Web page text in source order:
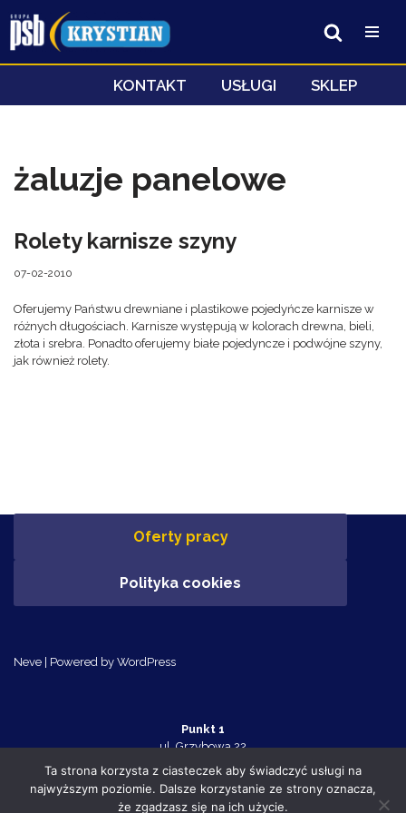
Przejdź
do
KONTAKT USŁUGI SKLEP
żaluzje panelowe
Rolety karnisze szyny
07-02-2010
Oferujemy Państwu drewniane i plastikowe pojedyńcze karnisze w
różnych długościach. Karnisze występują w kolorach drewna, bieli,
złota i srebra. Ponadto oferujemy białe pojedyncze i podwójne szyny,
jak również rolety.
Oferty pracy
Polityka cookies
Neve | Powered by WordPress
Punkt 1
ul. Grzybowa 22
Police 72-010
tel. 91 455 70 32
Ta strona korzysta z ciasteczek aby świadczyć usługi na
najwyższym poziomie. Dalsze korzystanie ze strony oznacza,
że zgadzasz się na ich użycie.